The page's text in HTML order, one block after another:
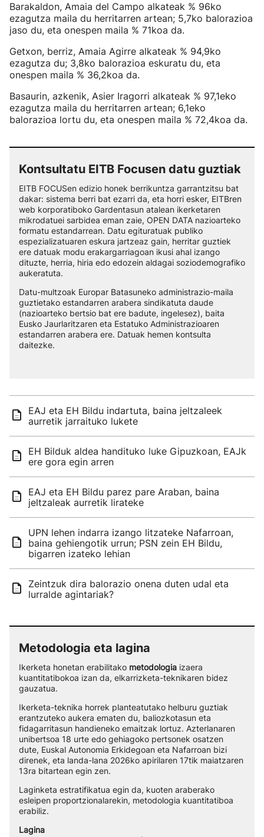
Barakaldon, Amaia del Campo alkateak % 96ko
ezagutza maila du herritarren artean; 5,7ko balorazioa
jaso du, eta onespen maila % 71koa da.
Getxon, berriz, Amaia Agirre alkateak % 94,9ko
ezagutza du; 3,8ko balorazioa eskuratu du, eta
onespen maila % 36,2koa da.
Basaurin, azkenik, Asier Iragorri alkateak % 97,1eko
ezagutza maila du herritarren artean; 6,1eko
balorazioa lortu du, eta onespen maila % 72,4koa da.
Kontsultatu EITB Focusen datu guztiak
EITB FOCUSen edizio honek berrikuntza garrantzitsu bat
dakar: sistema berri bat ezarri da, eta horri esker, EITBren
web korporatiboko Gardentasun atalean ikerketaren
mikrodatuei sarbidea eman zaie, OPEN DATA nazioarteko
formatu estandarrean. Datu egituratuak publiko
espezializatuaren eskura jartzeaz gain, herritar guztiek
ere datuak modu erakargarriagoan ikusi ahal izango
dituzte, herria, hiria edo edozein aldagai soziodemografiko
aukeratuta.
Datu-multzoak Europar Batasuneko administrazio-maila
guztietako estandarren arabera sindikatuta daude
(nazioarteko bertsio bat ere badute, ingelesez), baita
Eusko Jaurlaritzaren eta Estatuko Administrazioaren
estandarren arabera ere. Datuak hemen kontsulta
daitezke.
EAJ eta EH Bildu indartuta, baina jeltzaleek
aurretik jarraituko lukete
EH Bilduk aldea handituko luke Gipuzkoan, EAJk
ere gora egin arren
EAJ eta EH Bildu parez pare Araban, baina
jeltzaleak aurretik lirateke
UPN lehen indarra izango litzateke Nafarroan,
baina gehiengotik urrun; PSN zein EH Bildu,
bigarren izateko lehian
Zeintzuk dira balorazio onena duten udal eta
lurralde agintariak?
Metodologia eta lagina
Ikerketa honetan erabilitako metodologia izaera
kuantitatibokoa izan da, elkarrizketa-teknikaren bidez
gauzatua.
Ikerketa-teknika horrek planteatutako helburu guztiak
erantzuteko aukera ematen du, baliozkotasun eta
fidagarritasun handieneko emaitzak lortuz. Azterlanaren
unibertsoa 18 urte edo gehiagoko pertsonek osatzen
dute, Euskal Autonomia Erkidegoan eta Nafarroan bizi
direnek, eta landa-lana 2026ko apirilaren 17tik maiatzaren
13ra bitartean egin zen.
Laginketa estratifikatua egin da, kuoten araberako
esleipen proportzionalarekin, metodologia kuantitatiboa
erabiliz.
Lagina